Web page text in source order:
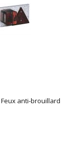
anti-brouillard